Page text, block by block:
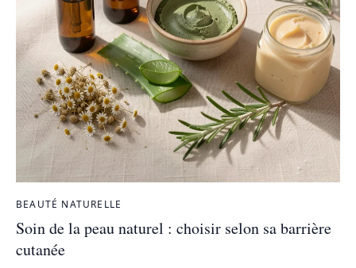
BEAUTÉ NATURELLE
Soin de la peau naturel : choisir selon sa barrière
cutanée